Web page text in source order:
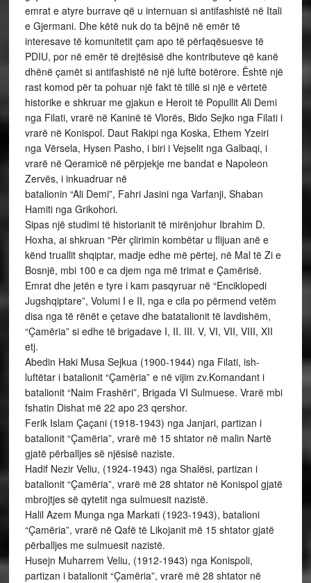
emrat e atyre burrave që u internuan si antifashistë në Itali
e Gjermani. Dhe këtë nuk do ta bëjnë në emër të
interesave të komunitetit çam apo të përfaqësuesve të
PDIU, por në emër të drejtësisë dhe kontributeve që kanë
dhënë çamët si antifashistë në një luftë botërore. Është një
rast komod për ta pohuar një fakt të tillë si një e vërtetë
historike e shkruar me gjakun e Heroit të Popullit Ali Demi
nga Filati, vrarë në Kaninë të Vlorës, Bido Sejko nga Filati i
vrarë në Konispol. Daut Rakipi nga Koska, Ethem Yzeiri
nga Vërsela, Hysen Pasho, i biri i Vejselit nga Galbaqi, i
vrarë në Qeramicë në përpjekje me bandat e Napoleon
Zervës, i inkuadruar në
batalionin “Ali Demi”, Fahri Jasini nga Varfanji, Shaban
Hamiti nga Grikohori.
Sipas një studimi të historianit të mirënjohur Ibrahim D.
Hoxha, ai shkruan “Për çlirimin kombëtar u flijuan anë e
kënd truallit shqiptar, madje edhe më përtej, në Mal të Zi e
Bosnjë, mbi 100 e ca djem nga më trimat e Çamërisë.
Emrat dhe jetën e tyre i kam pasqyruar në “Enciklopedi
Jugshqiptare”, Volumi I e II, nga e cila po përmend vetëm
disa nga të rënët e çetave dhe batatalionit të lavdishëm,
“Çamëria” si edhe të brigadave I, II. III. V, VI, VII, VIII, XII
etj.
Abedin Haki Musa Sejkua (1900-1944) nga Filati, ish-
luftëtar i batalionit “Çamëria” e në vijim zv.Komandant i
batalionit “Naim Frashëri”, Brigada VI Sulmuese. Vrarë mbi
fshatin Dishat më 22 apo 23 qershor.
Ferik Islam Çaçani (1918-1943) nga Janjari, partizan i
batalionit “Çamëria”, vrarë më 15 shtator në malin Nartë
gjatë përballjes së njësisë naziste.
Hadif Nezir Veliu, (1924-1943) nga Shalësi, partizan i
batalionit “Çamëria”, vrarë më 28 shtator në Konispol gjatë
mbrojtjes së qytetit nga sulmuesit nazistë.
Halil Azem Munga nga Markati (1923-1943), batalioni
“Çamëria”, vrarë në Qafë të Likojanit më 15 shtator gjatë
përballjes me sulmuesit nazistë.
Husejn Muharrem Veliu, (1912-1943) nga Konispoli,
partizan i batalionit “Çamëria”, vrarë më 28 shtator në